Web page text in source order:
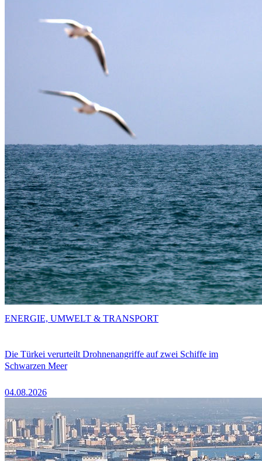
Die Türkei verurteilt Drohnenangriffe auf zwei Schiffe im
Schwarzen Meer
04.08.2026
ENERGIE, UMWELT & TRANSPORT